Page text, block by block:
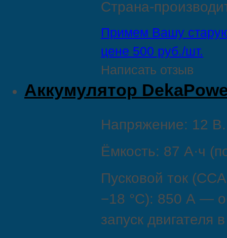
Примем Вашу
цене 500 руб./шт.
Написать отзыв
Aккумулятор
Напряжение: 12 В.
Ёмкость: 87 А·ч
Пусковой ток
−18 °C): 850 А —
запуск двигателя